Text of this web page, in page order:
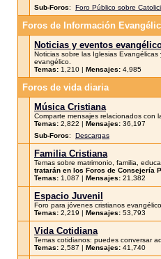
Sub-Foros: Foro Público sobre
Foros de Información
Noticias y eventos
Noticias sobre las Iglesias
evangélico.
Temas: 1,210 | Mensajes: 4,985
Foros de vida diaria
Música Cristiana
Comparte mensajes relacionados con
Temas: 2,822 | Mensajes: 36,197
Sub-Foros: Descargas
Familia Cristiana
Temas sobre matrimonio, familia,
tratarán en los Foros de Consejería
Temas: 1,087 | Mensajes: 21,382
Espacio Juvenil
Foro para jóvenes cristianos
Temas: 2,219 | Mensajes: 53,793
Vida Cotidiana
Temas cotidianos: puedes conversar
Temas: 2,587 | Mensajes: 41,740